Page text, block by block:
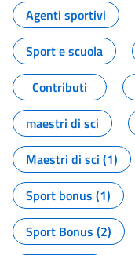
Agenti sportivi
Sport e scuola
Contributi
maestri di sci
Maestri di sci (1)
Sport bonus (1)
Sport Bonus (2)